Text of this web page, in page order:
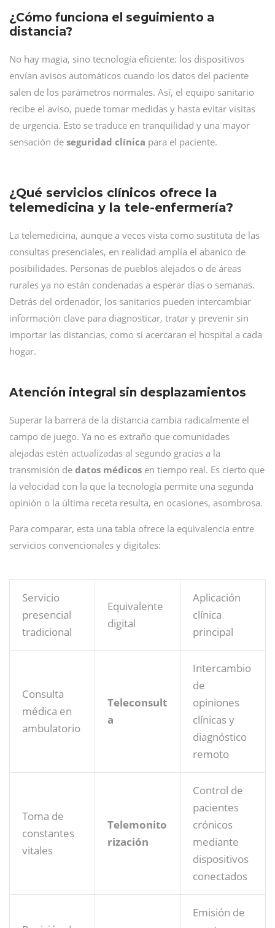
¿Cómo funciona el seguimiento a
distancia?
No hay magia, sino tecnología eficiente: los dispositivos
envían avisos automáticos cuando los datos del paciente
salen de los parámetros normales. Así, el equipo sanitario
recibe el aviso, puede tomar medidas y hasta evitar visitas
de urgencia. Esto se traduce en tranquilidad y una mayor
sensación de seguridad clínica para el paciente.
¿Qué servicios clínicos ofrece la
telemedicina y la tele-enfermería?
La telemedicina, aunque a veces vista como sustituta de las
consultas presenciales, en realidad amplía el abanico de
posibilidades. Personas de pueblos alejados o de áreas
rurales ya no están condenadas a esperar días o semanas.
Detrás del ordenador, los sanitarios pueden intercambiar
información clave para diagnosticar, tratar y prevenir sin
importar las distancias, como si acercaran el hospital a cada
hogar.
Atención integral sin desplazamientos
Superar la barrera de la distancia cambia radicalmente el
campo de juego. Ya no es extraño que comunidades
alejadas estén actualizadas al segundo gracias a la
transmisión de datos médicos en tiempo real. Es cierto que
la velocidad con la que la tecnología permite una segunda
opinión o la última receta resulta, en ocasiones, asombrosa.
Para comparar, esta una tabla ofrece la equivalencia entre
servicios convencionales y digitales:
Servicio
presencial
tradicional
Equivalente
digital
Aplicación
clínica
principal
Consulta
médica en
ambulatorio
Teleconsult
a
Intercambio
de
opiniones
clínicas y
diagnóstico
remoto
Toma de
constantes
vitales
Telemonito
rización
Control de
pacientes
crónicos
mediante
dispositivos
conectados
Emisión de